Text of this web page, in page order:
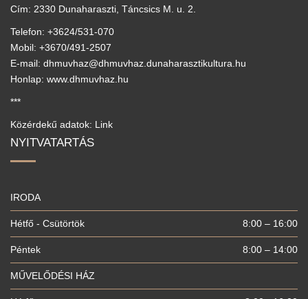
Cím: 2330 Dunaharaszti, Táncsics M. u. 2.
Telefon: +3624/531-070
Mobil: +3670/491-2507
E-mail: dhmuvhaz@dhmuvhaz.dunaharasztikultura.hu
Honlap: www.dhmuvhaz.hu
***
Közérdekű adatok: Link
NYITVATARTÁS
IRODA
Hétfő - Csütörtök 8:00 – 16:00
Péntek 8:00 – 14:00
MŰVELŐDÉSI HÁZ